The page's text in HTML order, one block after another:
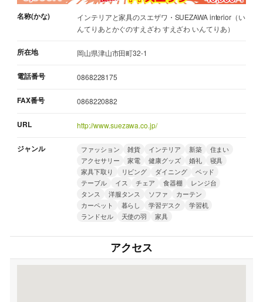
名称(かな)
インテリアと家具のスエザワ・SUEZAWA interior（い
んてりあとかぐのすえざわ すえざわ いんてりあ）
所在地 岡山県津山市田町32-1
電話番号 0868228175
FAX番号 0868220882
URL http://www.suezawa.co.jp/
ジャンル ファッション 雑貨 インテリア 新築
住まい
アクセサリー
家電 健康グッズ 婚礼
寝具
家具下取り
リビング ダイニング
ベッド
テーブル
イス チェア 食器棚
レンジ台
タンス
洋服タンス ソファ
カーテン
カーペット
暮らし 学習デスク
学習机
ランドセル
天使の羽 家具
アクセス